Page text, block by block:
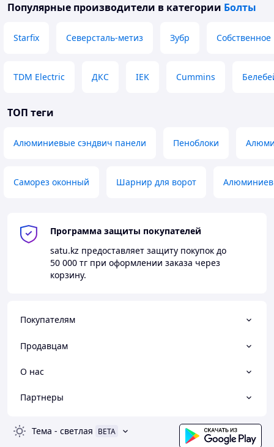
Популярные производители в категории Болты
Starfix Северсталь-метиз Зубр Собственное
TDM Electric ДКС IEK Cummins
ТОП теги
Алюминиевые сэндвич панели Пеноблоки
Саморез оконный Шарнир для ворот
Программа защиты покупателей
satu.kz предоставляет защиту покупок до
50 000 тг при оформлении заказа через
корзину.
Покупателям
Продавцам
О нас
Партнеры
Тема - светлая BETA